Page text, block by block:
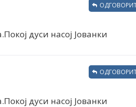
дуси насој Јованки
дуси насој Јованки